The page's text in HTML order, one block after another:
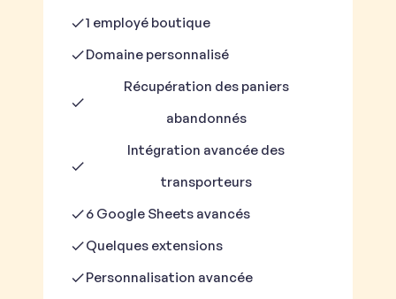
1 employé boutique
Domaine personnalisé
Récupération des paniers
abandonnés
Intégration avancée des
transporteurs
6 Google Sheets avancés
Quelques extensions
Personnalisation avancée